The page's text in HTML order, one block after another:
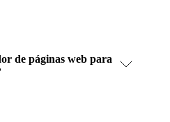
de páginas web para